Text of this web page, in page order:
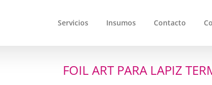
Servicios Insumos Contacto
FOIL ART PARA LAPIZ